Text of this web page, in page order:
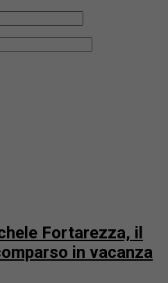
Fortarezza, il
in vacanza